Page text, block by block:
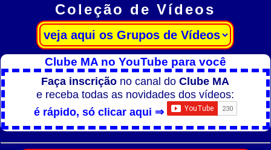
Coleção de Vídeos
Clube MA no YouTube para você
Faça inscrição no canal doClube MA
e receba todas as novidades dos vídeos:
é rápido, só clicar aqui ⇒